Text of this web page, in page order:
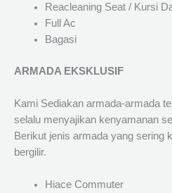
Reacleaning Seat / Kursi
Full Ac
Bagasi
ARMADA EKSKLUSIF
Kami Sediakan armada-armada
selalu menyajikan kenyamanan
Berikut jenis armada yang sering
bergilir.
Hiace Commuter